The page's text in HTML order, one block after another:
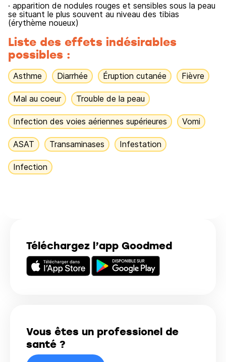
Téléchargez l’app Goodmed
Vous êtes un professionel de
santé ?
· apparition de nodules rouges et sensibles sous la peau
se situant le plus souvent au niveau des tibias
(érythème noueux)
Liste des effets indésirables
possibles :
Asthme Diarrhée Éruption cutanée Fièvre
Mal au coeur Trouble de la peau
Infection des voies aériennes supérieures Vomi
ASAT Transaminases Infestation
Infection